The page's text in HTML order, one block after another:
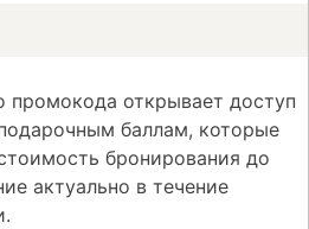
промокода открывает доступ
баллам, которые
бронирования до
актуально в течение